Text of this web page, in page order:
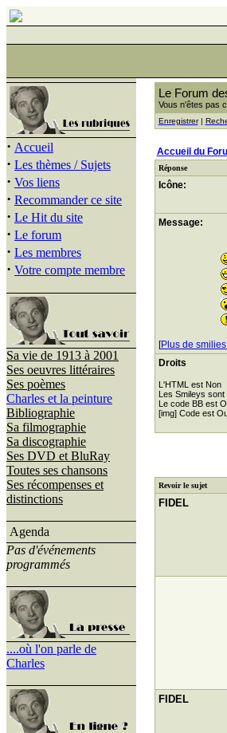
· Accueil
· Les thèmes / Sujets
· Vos liens
· Recommander ce site
· Le Hit du site
· Le forum
· Les membres
· Votre compte membre
Sa vie de 1913 à 2001
Ses oeuvres littéraires
Ses poèmes
Charles et la peinture
Bibliographie
Sa filmographie
Sa discographie
Ses DVD et BluRay
Toutes ses chansons
Ses récompenses et
distinctions
Agenda
Pas d'événements
programmés
....où l'on parle de
Charles
Le Forum
Vous n'êtes pas
Enregistrer|
Accueil du
Réponse
Icône:
Message:
[Plus de
Droits
L'HTML est Non
Les Smileys sont
Le code BB est
[img] Code est
Revoir le sujet
FIDEL
FIDEL